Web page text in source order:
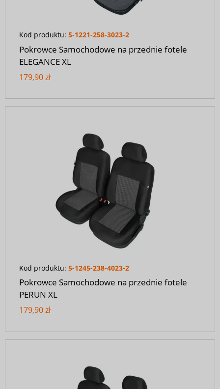
Kod produktu: 5-1221-258-3023-2
Pokrowce Samochodowe na przednie fotele
ELEGANCE XL
179,90 zł
Kod produktu: 5-1245-238-4023-2
Pokrowce Samochodowe na przednie fotele
PERUN XL
179,90 zł